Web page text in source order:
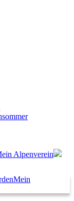
Alpenverein
Mein